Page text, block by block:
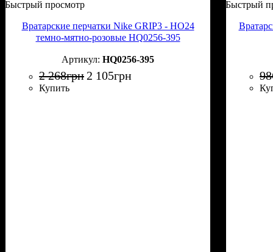
Быстрый просмотр
Вратарские перчатки Nike GRIP3 - HO24
темно-мятно-розовые HQ0256-395
HQ0256-395
2 268грн 2 105грн
Купить
Быстрый